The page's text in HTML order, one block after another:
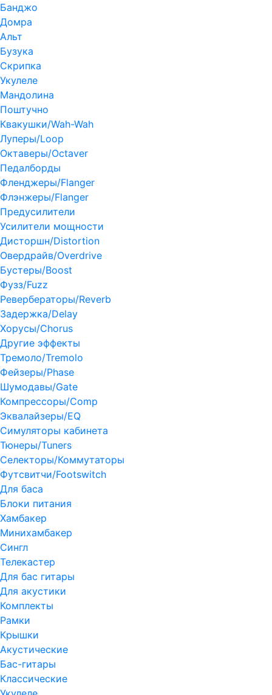
Банджо
Домра
Альт
Бузука
Скрипка
Укулеле
Мандолина
Поштучно
Квакушки/Wah-Wah
Луперы/Loop
Октаверы/Octaver
Педалборды
Фленджеры/Flanger
Флэнжеры/Flanger
Предусилители
Усилители мощности
Дисторшн/Distortion
Овердрайв/Overdrive
Бустеры/Boost
Фузз/Fuzz
Ревербераторы/Reverb
Задержка/Delay
Хорусы/Chorus
Другие эффекты
Тремоло/Tremolo
Фейзеры/Phase
Шумодавы/Gate
Компрессоры/Comp
Эквалайзеры/EQ
Симуляторы кабинета
Тюнеры/Tuners
Селекторы/Коммутаторы
Футсвитчи/Footswitch
Для баса
Блоки питания
Хамбакер
Минихамбакер
Сингл
Телекастер
Для бас гитары
Для акустики
Комплекты
Рамки
Крышки
Акустические
Бас-гитары
Классические